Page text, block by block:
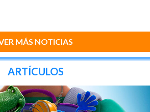
MÁS NOTICIAS
ARTÍCULOS